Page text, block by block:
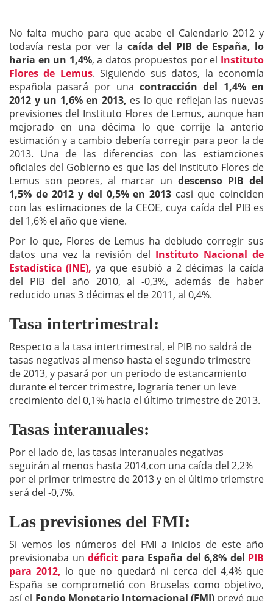
No falta mucho para que acabe el Calendario 2012 y
todavía resta por ver la caída del PIB de España, lo
haría en un 1,4%, a datos propuestos por el Instituto
Flores de Lemus. Siguiendo sus datos, la economía
española pasará por una contracción del 1,4% en
2012 y un 1,6% en 2013, es lo que reflejan las nuevas
previsiones del Instituto Flores de Lemus, aunque han
mejorado en una décima lo que corrije la anterio
estimación y a cambio debería corregir para peor la de
2013. Una de las diferencias con las estiamciones
oficiales del Gobierno es que las del Instituto Flores de
Lemus son peores, al marcar un descenso PIB del
1,5% de 2012 y del 0,5% en 2013 casi que coinciden
con las estimaciones de la CEOE, cuya caída del PIB es
del 1,6% el año que viene.
Por lo que, Flores de Lemus ha debiudo corregir sus
datos una vez la revisión del Instituto Nacional de
Estadística (INE), ya que esubió a 2 décimas la caída
del PIB del año 2010, al -0,3%, además de haber
reducido unas 3 décimas el de 2011, al 0,4%.
Tasa intertrimestral:
Respecto a la tasa intertrimestral, el PIB no saldrá de
tasas negativas al menso hasta el segundo trimestre
de 2013, y pasará por un periodo de estancamiento
durante el tercer trimestre, lograría tener un leve
crecimiento del 0,1% hacia el último trimestre de 2013.
Tasas interanuales:
Por el lado de, las tasas interanuales negativas
seguirán al menos hasta 2014,con una caída del 2,2%
por el primer trimestre de 2013 y en el último triemstre
será del -0,7%.
Las previsiones del FMI:
Si vemos los números del FMI a inicios de este año
previsionaba un déficit para España del 6,8% del PIB
para 2012, lo que no quedará ni cerca del 4,4% que
España se comprometió con Bruselas como objetivo,
así el Fondo Monetario Internacional (FMI) prevé que